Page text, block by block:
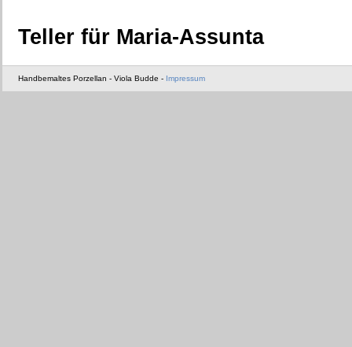
Teller für Maria-Assunta
Handbemaltes Porzellan - Viola Budde - Impressum